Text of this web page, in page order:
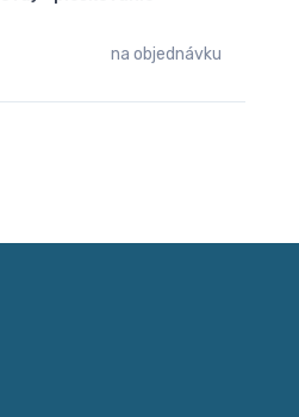
na objednávku